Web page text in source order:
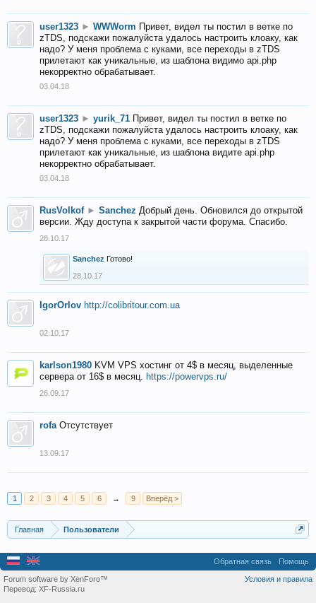
user1323 ► WWWorm Привет, видел ты постил в ветке по
zTDS, подскажи пожалуйста удалось настроить клоаку, как
надо? У меня проблема с куками, все переходы в zTDS
прилетают как уникальные, из шаблона видимо api.php
некорректно обрабатывает.
03.04.18
user1323 ► yurik_71 Привет, видел ты постил в ветке по
zTDS, подскажи пожалуйста удалось настроить клоаку, как
надо? У меня проблема с куками, все переходы в zTDS
прилетают как уникальные, из шаблона видите api.php
некорректно обрабатывает.
03.04.18
RusVolkof ► Sanchez Добрый день. Обновился до открытой
версии. Жду доступа к закрытой части форума. Спасибо.
28.10.17
Sanchez Готово!
28.10.17
IgorOrlov http://colibritour.com.ua
02.10.17
karlson1980 KVM VPS хостинг от 4$ в месяц, выделенные
сервера от 16$ в месяц. https://powervps.ru/
26.09.17
rofa Отсутствует
13.09.17
1 2 3 4 5 6 → 9 Вперёд >
Главная Пользователи
Обратная связь Помощь
Условия и правила
Forum software by XenForo™
Перевод: XF-Russia.ru